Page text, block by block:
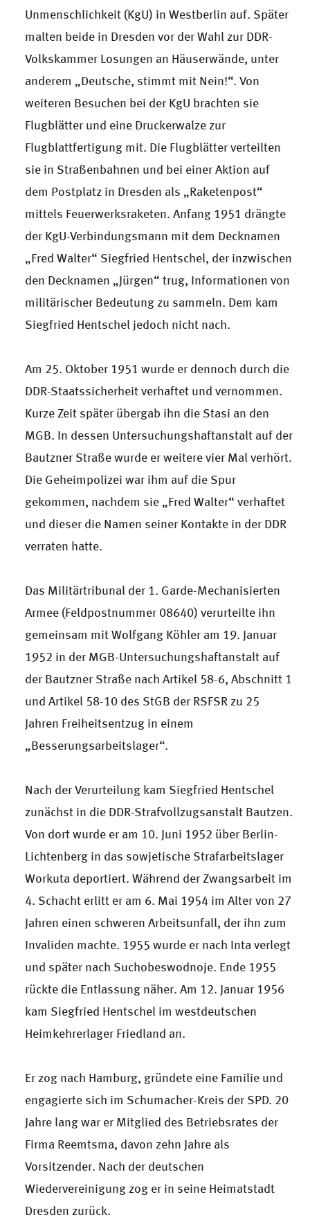
Unmenschlichkeit (KgU) in Westberlin auf. Später
malten beide in Dresden vor der Wahl zur DDR-
Volkskammer Losungen an Häuserwände, unter
anderem „Deutsche, stimmt mit Nein!“. Von
weiteren Besuchen bei der KgU brachten sie
Flugblätter und eine Druckerwalze zur
Flugblattfertigung mit. Die Flugblätter verteilten
sie in Straßenbahnen und bei einer Aktion auf
dem Postplatz in Dresden als „Raketenpost“
mittels Feuerwerksraketen. Anfang 1951 drängte
der KgU-Verbindungsmann mit dem Decknamen
„Fred Walter“ Siegfried Hentschel, der inzwischen
den Decknamen „Jürgen“ trug, Informationen von
militärischer Bedeutung zu sammeln. Dem kam
Siegfried Hentschel jedoch nicht nach.
Am 25. Oktober 1951 wurde er dennoch durch die
DDR-Staatssicherheit verhaftet und vernommen.
Kurze Zeit später übergab ihn die Stasi an den
MGB. In dessen Untersuchungshaftanstalt auf der
Bautzner Straße wurde er weitere vier Mal verhört.
Die Geheimpolizei war ihm auf die Spur
gekommen, nachdem sie „Fred Walter“ verhaftet
und dieser die Namen seiner Kontakte in der DDR
verraten hatte.
Das Militärtribunal der 1. Garde-Mechanisierten
Armee (Feldpostnummer 08640) verurteilte ihn
gemeinsam mit Wolfgang Köhler am 19. Januar
1952 in der MGB-Untersuchungshaftanstalt auf
der Bautzner Straße nach Artikel 58-6, Abschnitt 1
und Artikel 58-10 des StGB der RSFSR zu 25
Jahren Freiheitsentzug in einem
„Besserungsarbeitslager“.
Nach der Verurteilung kam Siegfried Hentschel
zunächst in die DDR-Strafvollzugsanstalt Bautzen.
Von dort wurde er am 10. Juni 1952 über Berlin-
Lichtenberg in das sowjetische Strafarbeitslager
Workuta deportiert. Während der Zwangsarbeit im
4. Schacht erlitt er am 6. Mai 1954 im Alter von 27
Jahren einen schweren Arbeitsunfall, der ihn zum
Invaliden machte. 1955 wurde er nach Inta verlegt
und später nach Suchobeswodnoje. Ende 1955
rückte die Entlassung näher. Am 12. Januar 1956
kam Siegfried Hentschel im westdeutschen
Heimkehrerlager Friedland an.
Er zog nach Hamburg, gründete eine Familie und
engagierte sich im Schumacher-Kreis der SPD. 20
Jahre lang war er Mitglied des Betriebsrates der
Firma Reemtsma, davon zehn Jahre als
Vorsitzender. Nach der deutschen
Wiedervereinigung zog er in seine Heimatstadt
Dresden zurück.